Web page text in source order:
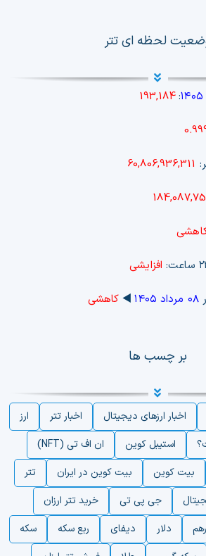
لحظه ای تتر
:
193,184
60,806,936,311
افزایشی
۰۸ مرداد ۱۴۰۵ ◀️ کاهشی
بر چسب ها
اخبار ارزهای دیجیتال اخبار تتر
ارز
استیبل کوین
ان اف تی (NFT)
بیت کوین بیت کوین در ایران
تتر
جی پی تی
خرید تتر ارزان
دلار دیفای ربع سکه
سکه